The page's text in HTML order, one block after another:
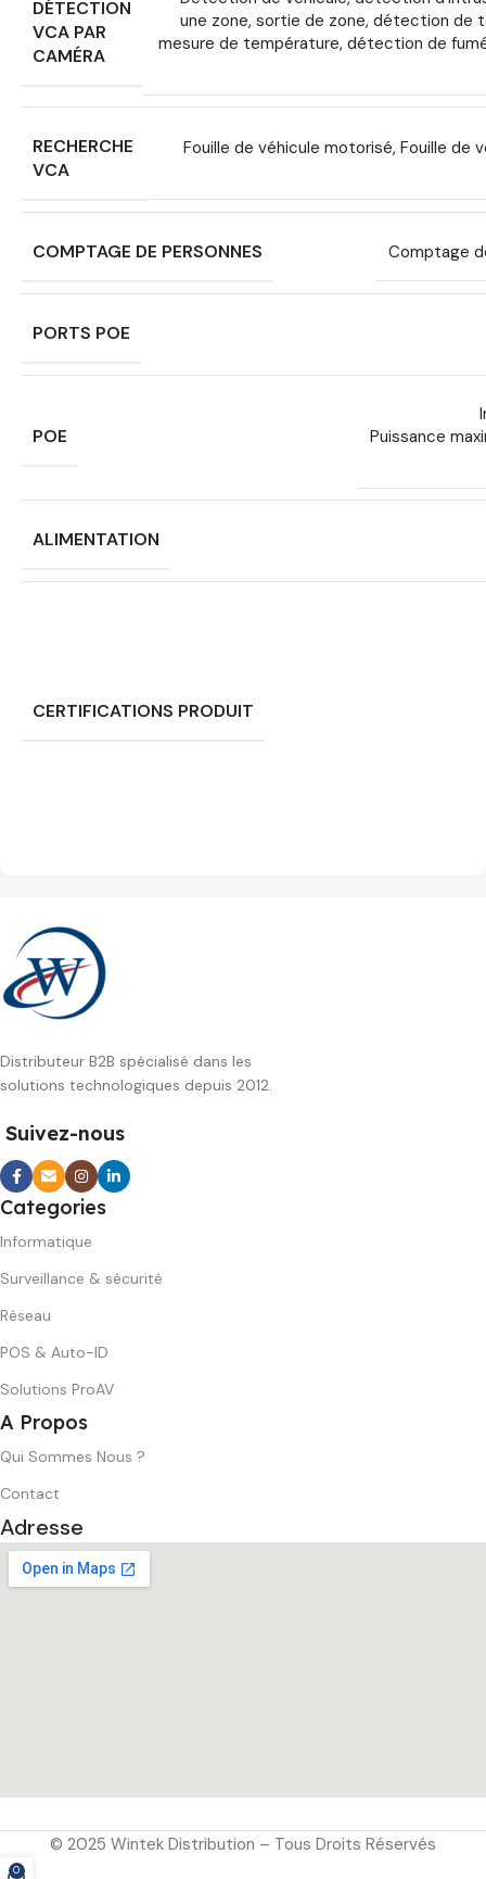
DÉTECTION
VCA PAR
CAMÉRA
une zone, sortie de zone, détection
mesure de température, détection de
RECHERCHE
VCA
Fouille de véhicule motorisé, Fouille de
COMPTAGE DE PERSONNES Comptage
PORTS POE
POE
Puissance
ALIMENTATION
CERTIFICATIONS PRODUIT
Distributeur B2B spécialisé dans les
solutions technologiques depuis 2012.
Suivez-nous
Categories
Informatique
Surveillance & sécurité
Réseau
POS & Auto-ID
Solutions ProAV
A Propos
Qui Sommes Nous ?
Contact
Adresse
© 2025 Wintek Distribution – Tous Droits Réservés
0